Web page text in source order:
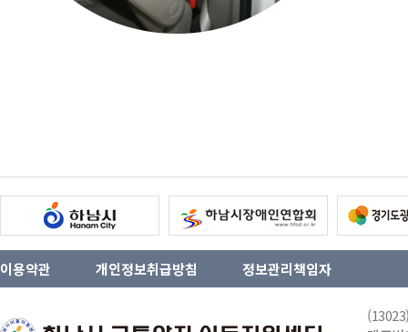
이용약관 개인정보취급방침 정보관리책임자